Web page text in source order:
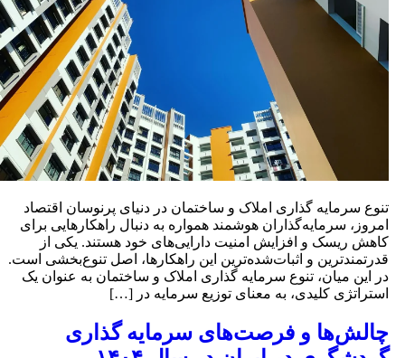
سرمایه‌ گذاری املاک و ساختمان در دنیای پرنوسان اقتصاد
سرمایه‌گذاران هوشمند همواره به دنبال راهکارهایی برای
ریسک و افزایش امنیت دارایی‌های خود هستند. یکی از
و اثبات‌شده‌ترین این راهکارها، اصل تنوع‌بخشی است.
این میان، تنوع سرمایه‌ گذاری املاک و ساختمان به عنوان یک
کلیدی، به معنای توزیع سرمایه در […]
و فرصت‌های سرمایه‌ گذاری